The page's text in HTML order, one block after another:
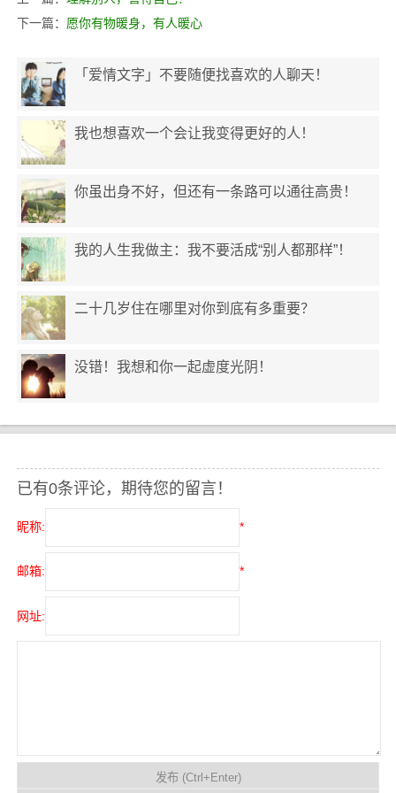
下一篇： 愿你有物暖身，有人暖心
「爱情文字」不要随便找喜欢的人聊天！
我也想喜欢一个会让我变得更好的人！
你虽出身不好，但还有一条路可以通往高贵！
我的人生我做主：我不要活成“别人都那样”！
二十几岁住在哪里对你到底有多重要？
没错！我想和你一起虚度光阴！
已有0条评论，期待您的留言！
昵称: *
邮箱: *
网址: